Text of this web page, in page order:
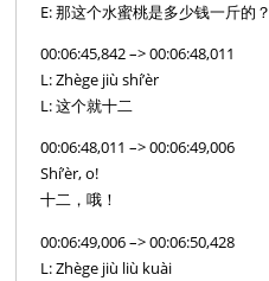
E: 那这个水蜜桃是多少钱一斤的？
00:06:45,842 –> 00:06:48,011
L: Zhège jiù shí’èr
L: 这个就十二
00:06:48,011 –> 00:06:49,006
Shí’èr, o!
十二，哦！
00:06:49,006 –> 00:06:50,428
L: Zhège jiù liù kuài